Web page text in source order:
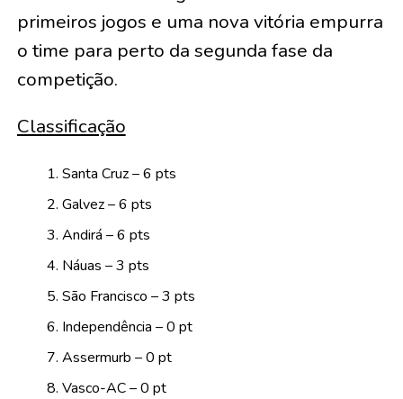
primeiros jogos e uma nova vitória empurra
o time para perto da segunda fase da
competição.
Classificação
Santa Cruz – 6 pts
Galvez – 6 pts
Andirá – 6 pts
Náuas – 3 pts
São Francisco – 3 pts
Independência – 0 pt
Assermurb – 0 pt
Vasco-AC – 0 pt